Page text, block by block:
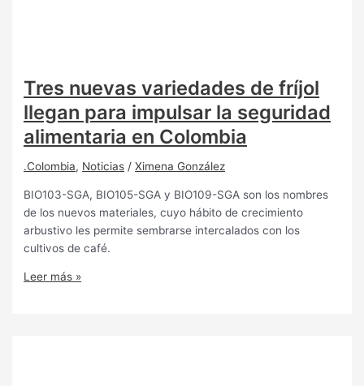
Tres nuevas variedades de fríjol
llegan para impulsar la seguridad
alimentaria en Colombia
.Colombia, Noticias /Ximena González
BIO103-SGA, BIO105-SGA y BIO109-SGA son los nombres
de los nuevos materiales, cuyo hábito de crecimiento
arbustivo les permite sembrarse intercalados con los
cultivos de café.
Leer más »